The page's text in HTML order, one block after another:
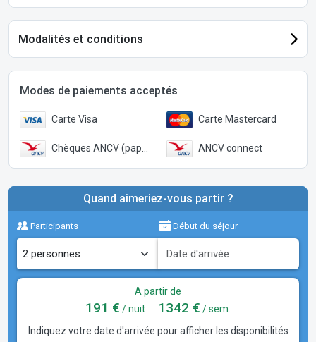
Modalités et conditions
Modes de paiements acceptés
Carte Visa Carte Mastercard
Chèques ANCV (papier) ANCV connect
Quand aimeriez-vous partir ?
Participants Début du séjour
A partir de
191 € / nuit 1342 € / sem.
Indiquez votre date d'arrivée pour afficher les disponibilités